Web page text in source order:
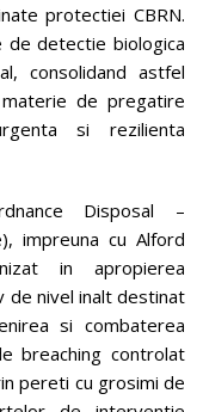
protectiei CBRN.
detectie biologica
consolidand astfel
de pregatire
si rezilienta
Disposal –
impreuna cu Alford
in apropierea
de nivel inalt destinat
si combaterea
breaching controlat
pereti cu grosimi de